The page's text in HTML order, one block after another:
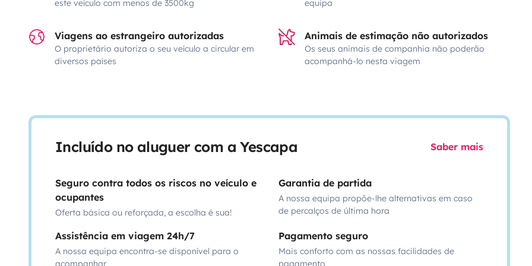
este veículo com menos de 3500kg equipa
Viagens ao estrangeiro autorizadas
O proprietário autoriza o seu veículo a circular em
diversos países
Animais de estimação não autorizados
Os seus animais de companhia não poderão
acompanhá-lo nesta viagem
Incluído no aluguer com a Yescapa Saber mais
Seguro contra todos os riscos no veículo e
ocupantes
Oferta básica ou reforçada, a escolha é sua!
Garantia de partida
A nossa equipa propõe-lhe alternativas em caso
de percalços de última hora
Assistência em viagem 24h/7
A nossa equipa encontra-se disponível para o
acompanhar
Pagamento seguro
Mais conforto com as nossas facilidades de
pagamento